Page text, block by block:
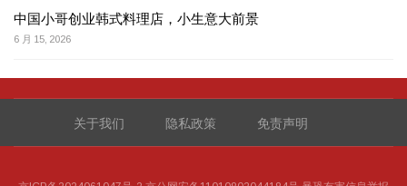
中国小哥创业韩式料理店，小生意大前景
6 月 15, 2026
关于我们 隐私政策 免责声明